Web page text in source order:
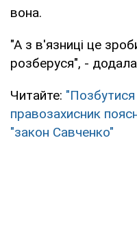
вона.
"А з в'язниці це
розберуся", -
Читайте: "Позбутися
правозахисник
"закон Савченко"